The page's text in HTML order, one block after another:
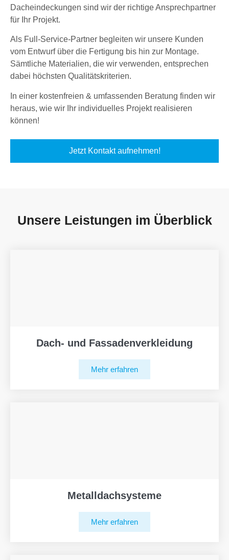
Dacheindeckungen sind wir der richtige Ansprechpartner
für Ihr Projekt.
Als Full-Service-Partner begleiten wir unsere Kunden
vom Entwurf über die Fertigung bis hin zur Montage.
Sämtliche Materialien, die wir verwenden, entsprechen
dabei höchsten Qualitätskriterien.
In einer kostenfreien & umfassenden Beratung finden wir
heraus, wie wir Ihr individuelles Projekt realisieren
können!
Jetzt Kontakt aufnehmen!
Unsere Leistungen im Überblick
Dach- und Fassadenverkleidung
Mehr erfahren
Metalldachsysteme
Mehr erfahren